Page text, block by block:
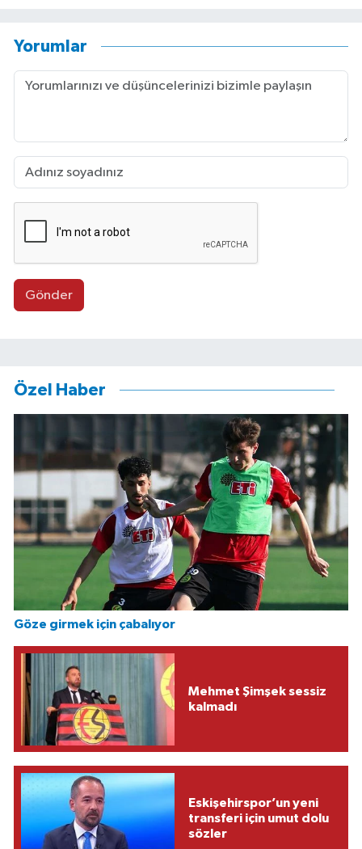
Yorumlar
Gönder
Özel Haber
Göze girmek için çabalıyor
Mehmet Şimşek sessiz
kalmadı
Eskişehirspor’un yeni
transferi için umut dolu
sözler